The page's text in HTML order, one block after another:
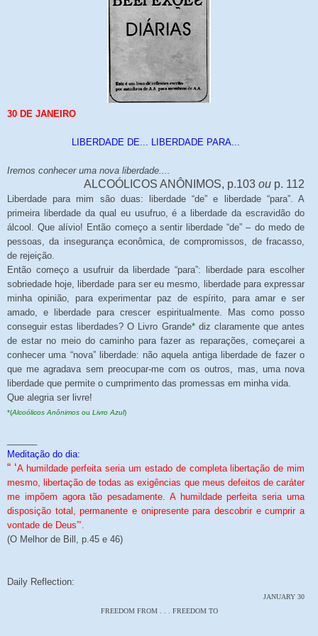
30 DE JANEIRO
LIBERDADE DE... LIBERDADE PARA...
Iremos conhecer uma nova liberdade....
ALCOÓLICOS ANÔNIMOS, p.103 oup. 112
Liberdade para mim são duas: liberdade “de” e liberdade “para”. A
primeira liberdade da qual eu usufruo, é a liberdade da escravidão do
álcool. Que alívio! Então começo a sentir liberdade “de” – do medo de
pessoas, da insegurança econômica, de compromissos, de fracasso,
de rejeição.
Então começo a usufruir da liberdade “para”: liberdade para escolher
sobriedade hoje, liberdade para ser eu mesmo, liberdade para expressar
minha opinião, para experimentar paz de espírito, para amar e ser
amado, e liberdade para crescer espiritualmente. Mas como posso
conseguir estas liberdades? O Livro Grande*diz claramente que antes
de estar no meio do caminho para fazer as reparações, começarei a
conhecer uma “nova” liberdade: não aquela antiga liberdade de fazer o
que me agradava sem preocupar-me com os outros, mas, uma nova
liberdade que permite o cumprimento das promessas em minha vida.
Que alegria ser livre!
*(Alcoólicos Anônimos ou Livro Azul)
Meditação do dia:
“ ‘A humildade perfeita seria um estado de completa libertação de mim
mesmo, libertação de todas as exigências que meus defeitos de caráter
me impõem agora tão pesadamente. A humildade perfeita seria uma
disposição total, permanente e onipresente para descobrir e cumprir a
vontade de Deus”’.
(O Melhor de Bill, p.45 e 46)
Daily Reflection:
JANUARY 30
FREEDOM FROM . . . FREEDOM TO